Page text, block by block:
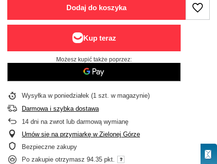
Dodaj do koszyka
Możesz kupić także poprzez:
Wysyłka w poniedziałek (1 szt. w magazynie)
Darmowa i szybka dostawa
14 dni na zwrot lub darmową wymianę
Umów się na przymiarkę w Zielonej Górze
Bezpieczne zakupy
Po zakupie otrzymasz 94.35 pkt.